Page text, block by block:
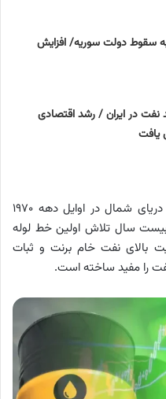
سقوط دولت سوریه/ افزایش
در ایران / رشد اقتصادی
فعالیت‌های اکتشافی نفت خام برنت دریای شمال در اوایل دهه ۱۹۷۰
سال تلاش اولین خط لوله
شد. کیفیت بالای نفت خام برنت و ثبات
را مفید ساخته است.